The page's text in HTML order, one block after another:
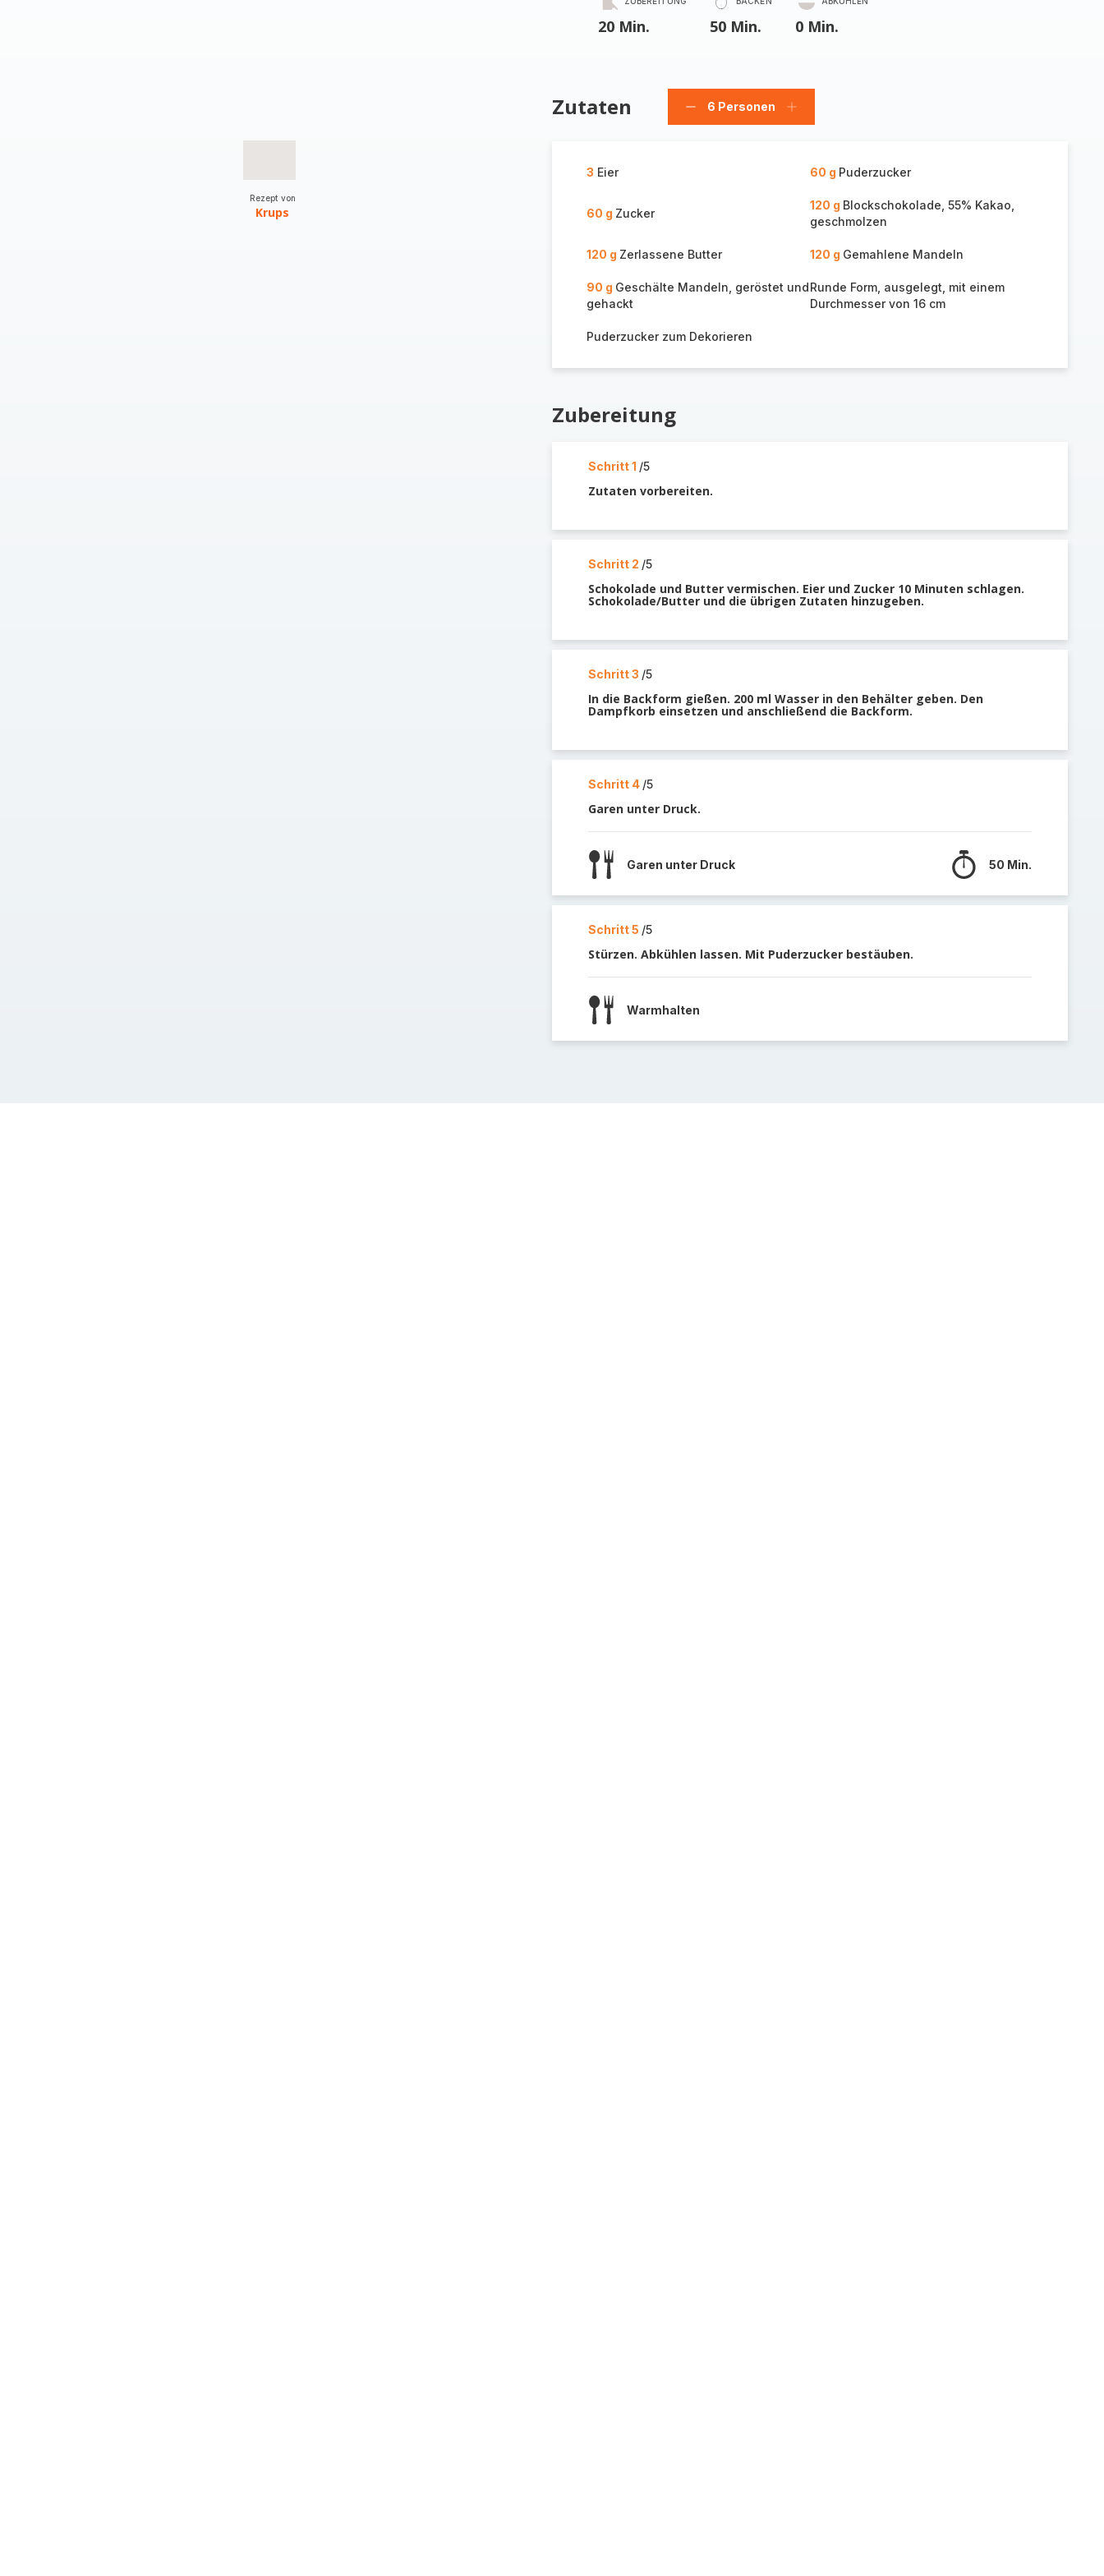
Rezept von
Krups
20 Min. 50 Min. 0 Min.
Zutaten
Personen
6 Personen
Personen
3 Eier 60 g Puderzucker
60 g Zucker
120 g Blockschokolade, 55% Kakao,
geschmolzen
120 g Zerlassene Butter 120 g Gemahlene Mandeln
90 g Geschälte Mandeln, geröstet und
gehackt
Runde Form, ausgelegt, mit einem
Durchmesser von 16 cm
Puderzucker zum Dekorieren
Zubereitung
Schritt 1 /5
Zutaten vorbereiten.
Schritt 2 /5
Schokolade und Butter vermischen. Eier und Zucker 10 Minuten schlagen.
Schokolade/Butter und die übrigen Zutaten hinzugeben.
Schritt 3 /5
In die Backform gießen. 200 ml Wasser in den Behälter geben. Den
Dampfkorb einsetzen und anschließend die Backform.
Schritt 4 /5
Garen unter Druck.
Garen unter Druck 50 Min.
Schritt 5 /5
Stürzen. Abkühlen lassen. Mit Puderzucker bestäuben.
Warmhalten